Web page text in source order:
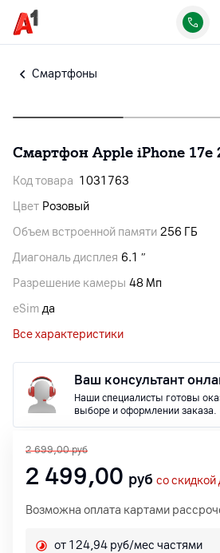
Смартфоны
Смартфон Apple iPhone 17e
Код товара 1031763
Цвет Розовый
Объем встроенной памяти 256 ГБ
Диагональ дисплея 6.1 ″
Разрешение камеры 48 Мп
eSim да
Все характеристики
Ваш консультант
Наши специалисты готовы
выборе и оформлении заказа.
2 699,00 руб
2 499,00 руб со скидкой
Возможна оплата картами
от 124,94 руб/мес частями